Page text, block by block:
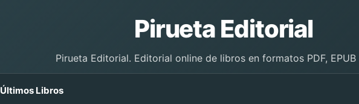
Pirueta Editorial
Pirueta Editorial. Editorial online de libros en formatos PDF, EPUB
Últimos Libros